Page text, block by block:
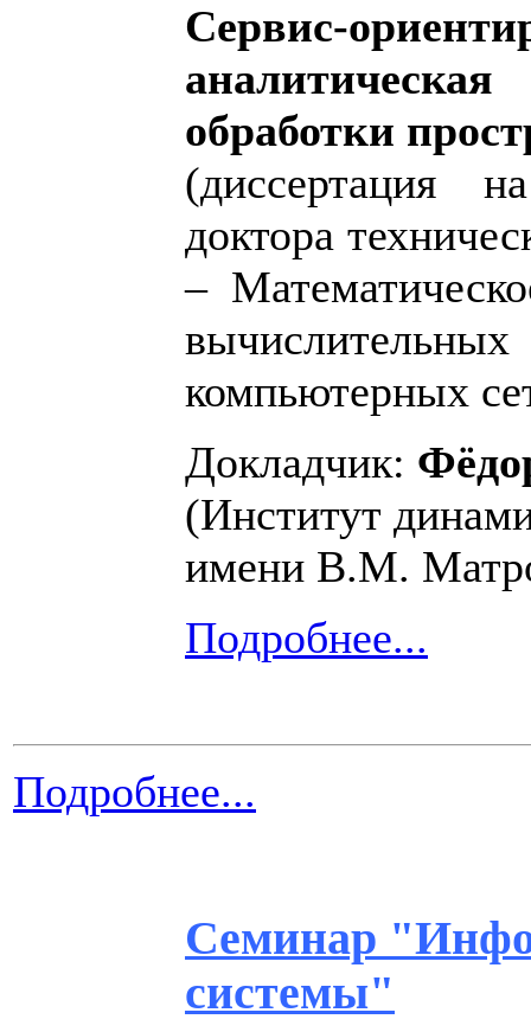
Сервис-
обработки
(диссертация
доктора
–
компьютерных
Докладчик:
(Институт
имени В.М.
Подробнее...
Подробнее...
Семинар
системы"